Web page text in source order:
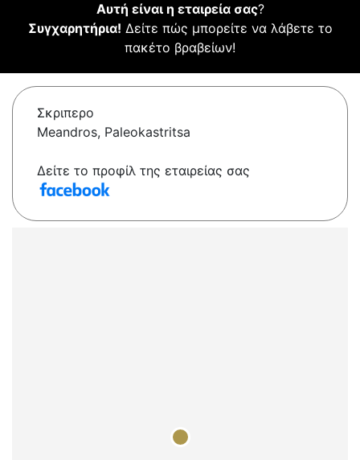
Αυτή είναι η εταιρεία σας?
Συγχαρητήρια! Δείτε πώς μπορείτε να λάβετε το
πακέτο βραβείων!
Σκριπερο
Meandros, Paleokastritsa
Δείτε το προφίλ της εταιρείας σας